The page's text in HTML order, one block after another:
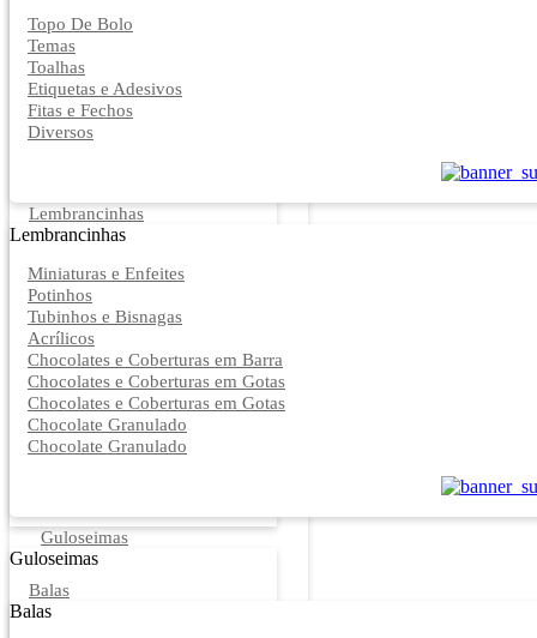
Topo De Bolo
Temas
Toalhas
Etiquetas e Adesivos
Fitas e Fechos
Diversos
Lembrancinhas
Lembrancinhas
Miniaturas e Enfeites
Potinhos
Tubinhos e Bisnagas
Acrílicos
Chocolates e Coberturas em Barra
Chocolates e Coberturas em Gotas
Chocolates e Coberturas em Gotas
Chocolate Granulado
Chocolate Granulado
Guloseimas
Guloseimas
Balas
Balas